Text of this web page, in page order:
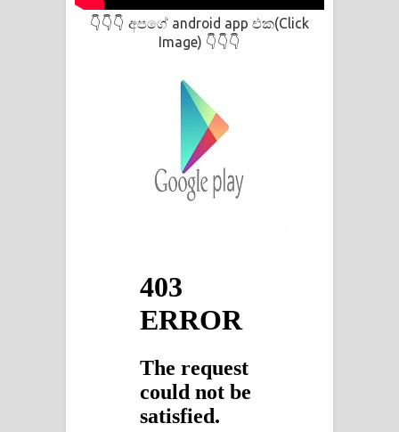
👇👇👇 අපගේ android app එක(Click
Image) 👇👇👇